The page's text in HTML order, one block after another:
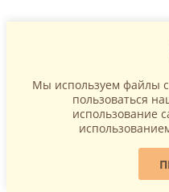
Мы используем файлы
пользоваться
использование